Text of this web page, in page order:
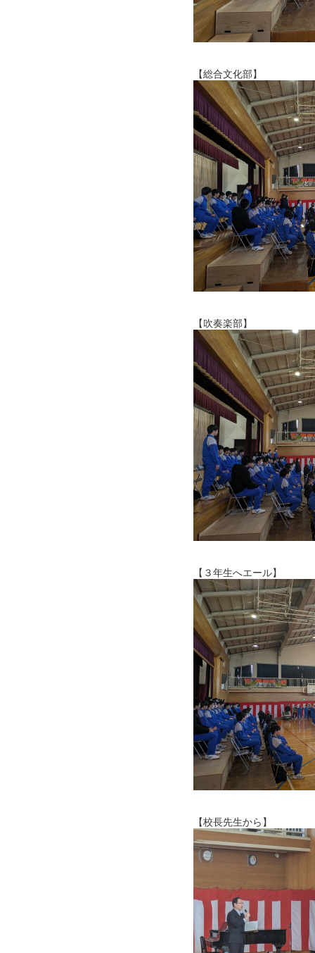
【総合文化部】
【吹奏楽部】
【３年生へエール】
【校長先生から】